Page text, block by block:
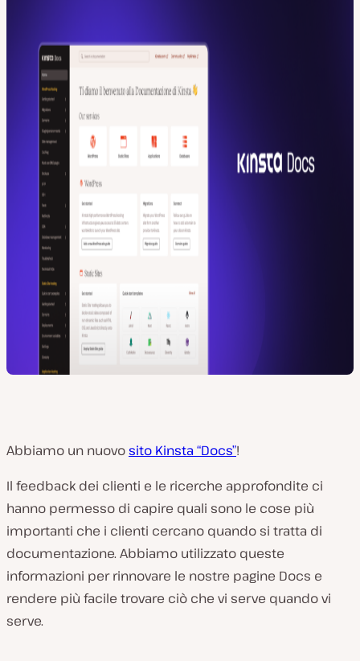
Abbiamo un nuovosito Kinsta “Docs”!
Il feedback dei clienti e le ricerche approfondite ci
hanno permesso di capire quali sono le cose più
importanti che i clienti cercano quando si tratta di
documentazione. Abbiamo utilizzato queste
informazioni per rinnovare le nostre pagine Docs e
rendere più facile trovare ciò che vi serve quando vi
serve.